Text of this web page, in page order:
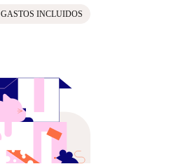
GASTOS INCLUIDOS